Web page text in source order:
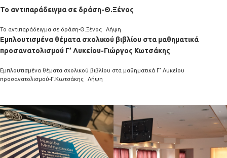
Το αντιπαράδειγμα σε δράση-Θ.Ξένος
Το αντιπαράδειγμα σε δράση-Θ.Ξένος Λήψη
Εμπλουτισμένα θέματα σχολικού βιβλίου στα μαθηματικά
προσανατολισμού Γ’ Λυκείου-Γιώργος Κωτσάκης
Εμπλουτισμένα θέματα σχολικού βιβλίου στα μαθηματικά Γ’ Λυκείου
προσανατολισμού-Γ.Κωτσάκης
Λήψη